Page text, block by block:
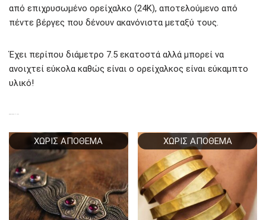
από επιχρυσωμένο ορείχαλκο (24Κ), αποτελούμενο από
πέντε βέργες που δένουν ακανόνιστα μεταξύ τους.
Έχει περίπου διάμετρο 7.5 εκατοστά αλλά μπορεί να
ανοιχτεί εύκολα καθώς είναι ο ορείχαλκος είναι εύκαμπτο
υλικό!
ΧΩΡΊΣ ΑΠΌΘΕΜΑ ΧΩΡΊΣ ΑΠΌΘΕΜΑ